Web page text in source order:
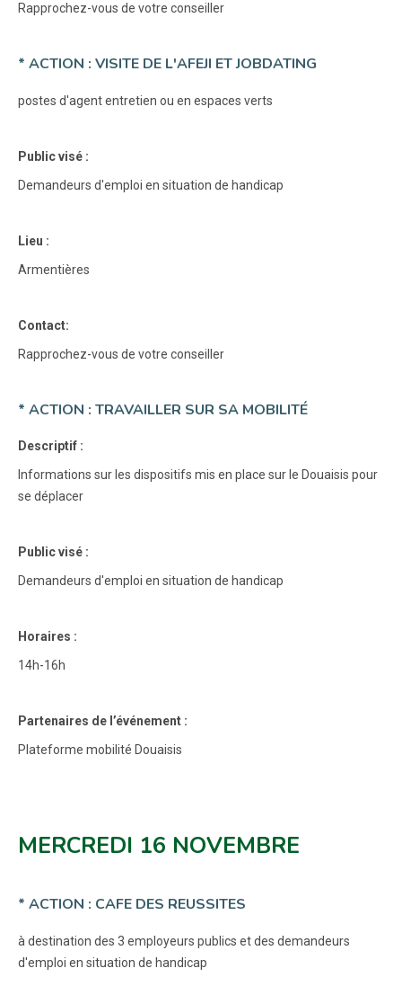
Rapprochez-vous de votre conseiller
* ACTION : VISITE DE L'AFEJI ET JOBDATING
postes d'agent entretien ou en espaces verts
Public visé :
Demandeurs d'emploi en situation de handicap
Lieu :
Armentières
Contact:
Rapprochez-vous de votre conseiller
* ACTION : TRAVAILLER SUR SA MOBILITÉ
Descriptif :
Informations sur les dispositifs mis en place sur le Douaisis pour
se déplacer
Public visé :
Demandeurs d'emploi en situation de handicap
Horaires :
14h-16h
Partenaires de l’événement :
Plateforme mobilité Douaisis
MERCREDI 16 NOVEMBRE
* ACTION : CAFE DES REUSSITES
à destination des 3 employeurs publics et des demandeurs
d'emploi en situation de handicap